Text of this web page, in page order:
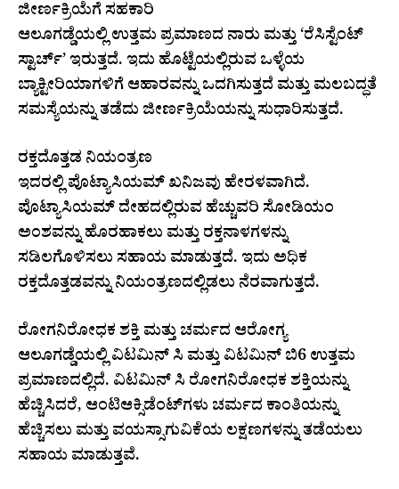
ಜೀರ್ಣಕ್ರಿಯೆಗೆ ಸಹಕಾರಿ
ಆಲೂಗಡ್ಡೆಯಲ್ಲಿ ಉತ್ತಮ ಪ್ರಮಾಣದ ನಾರು ಮತ್ತು ‘ರೆಸಿಸ್ಟೆಂಟ್
ಸ್ಟಾರ್ಚ್’ ಇರುತ್ತದೆ. ಇದು ಹೊಟ್ಟೆಯಲ್ಲಿರುವ ಒಳ್ಳೆಯ
ಬ್ಯಾಕ್ಟೀರಿಯಾಗಳಿಗೆ ಆಹಾರವನ್ನು ಒದಗಿಸುತ್ತದೆ ಮತ್ತು ಮಲಬದ್ಧತೆ
ಸಮಸ್ಯೆಯನ್ನು ತಡೆದು ಜೀರ್ಣಕ್ರಿಯೆಯನ್ನು ಸುಧಾರಿಸುತ್ತದೆ.
ರಕ್ತದೊತ್ತಡ ನಿಯಂತ್ರಣ
ಇದರಲ್ಲಿ ಪೊಟ್ಯಾಸಿಯಮ್ ಖನಿಜವು ಹೇರಳವಾಗಿದೆ.
ಪೊಟ್ಯಾಸಿಯಮ್ ದೇಹದಲ್ಲಿರುವ ಹೆಚ್ಚುವರಿ ಸೋಡಿಯಂ
ಅಂಶವನ್ನು ಹೊರಹಾಕಲು ಮತ್ತು ರಕ್ತನಾಳಗಳನ್ನು
ಸಡಿಲಗೊಳಿಸಲು ಸಹಾಯ ಮಾಡುತ್ತದೆ. ಇದು ಅಧಿಕ
ರಕ್ತದೊತ್ತಡವನ್ನು ನಿಯಂತ್ರಣದಲ್ಲಿಡಲು ನೆರವಾಗುತ್ತದೆ.
ರೋಗನಿರೋಧಕ ಶಕ್ತಿ ಮತ್ತು ಚರ್ಮದ ಆರೋಗ್ಯ
ಆಲೂಗಡ್ಡೆಯಲ್ಲಿ ವಿಟಮಿನ್ ಸಿ ಮತ್ತು ವಿಟಮಿನ್ ಬಿ6 ಉತ್ತಮ
ಪ್ರಮಾಣದಲ್ಲಿದೆ. ವಿಟಮಿನ್ ಸಿ ರೋಗನಿರೋಧಕ ಶಕ್ತಿಯನ್ನು
ಹೆಚ್ಚಿಸಿದರೆ, ಆಂಟಿಆಕ್ಸಿಡೆಂಟ್‌ಗಳು ಚರ್ಮದ ಕಾಂತಿಯನ್ನು
ಹೆಚ್ಚಿಸಲು ಮತ್ತು ವಯಸ್ಸಾಗುವಿಕೆಯ ಲಕ್ಷಣಗಳನ್ನು ತಡೆಯಲು
ಸಹಾಯ ಮಾಡುತ್ತವೆ.